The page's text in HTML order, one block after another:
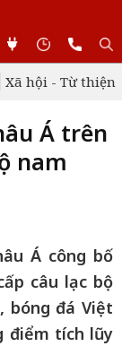
Xã hội - Từ thiện
Á trên
nam
Á công bố
câu lạc bộ
bóng đá Việt
điểm tích lũy